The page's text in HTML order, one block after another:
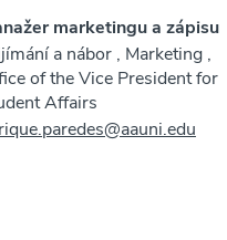
marketingu a zápisu
a nábor, Marketing,
of the Vice President for
Affairs